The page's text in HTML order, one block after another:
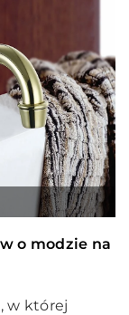
o modzie na
w której